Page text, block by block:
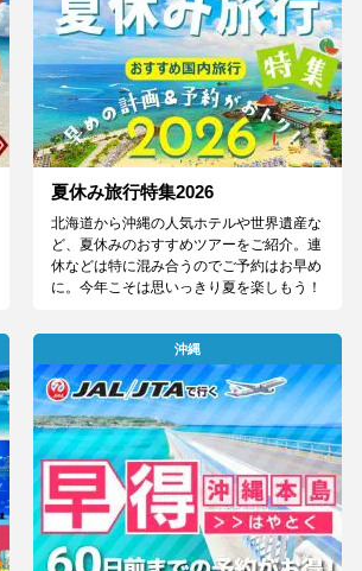
夏休み旅行特集2026
北海道から沖縄の人気ホテルや世界遺産な
ど、夏休みのおすすめツアーをご紹介。連
休などは特に混み合うのでご予約はお早め
に。今年こそは思いっきり夏を楽しもう！
沖縄